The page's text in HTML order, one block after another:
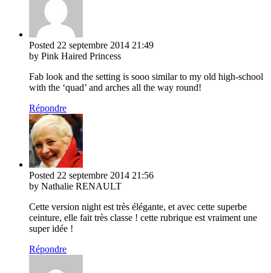
Posted 22 septembre 2014 21:49
by Pink Haired Princess
Fab look and the setting is sooo similar to my old high-school
with the ‘quad’ and arches all the way round!
Répondre
Posted 22 septembre 2014 21:56
by Nathalie RENAULT
Cette version night est très élégante, et avec cette superbe
ceinture, elle fait très classe ! cette rubrique est vraiment une
super idée !
Répondre